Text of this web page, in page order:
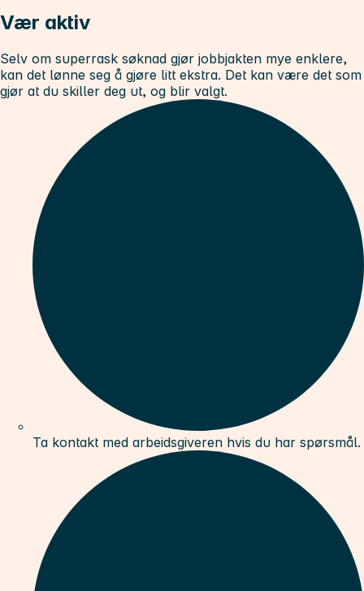
Vær aktiv
Selv om superrask søknad gjør jobbjakten mye enklere,
kan det lønne seg å gjøre litt ekstra. Det kan være det som
gjør at du skiller deg ut, og blir valgt.
Ta kontakt med arbeidsgiveren hvis du har spørsmål.